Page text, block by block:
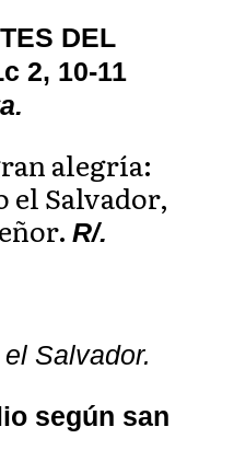
DEL
2, 10-11
alegría:
el Salvador,
R/.
Salvador.
según san